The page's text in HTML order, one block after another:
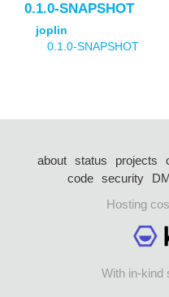
0.1.0-SNAPSHOT
joplin
0.1.0-SNAPSHOT
about status projects
code security
Hosting
With in-kind